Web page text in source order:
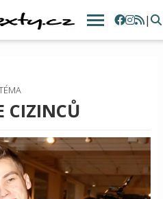
|
CIZINCŮ